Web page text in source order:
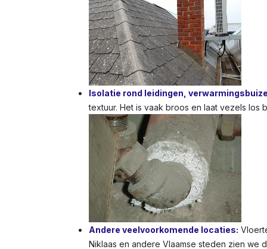
Isolatie rond leidingen,
textuur. Het is vaak broos en laat vezels los
Andere veelvoorkomende locaties:
Niklaas en andere Vlaamse steden zien we